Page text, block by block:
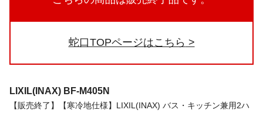
蛇口TOPページはこちら
LIXIL(INAX) BF-M405N
【販売終了】【寒冷地仕様】LIXIL(INAX) バス・キッチン兼用2ハ